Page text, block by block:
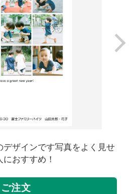
デザインです写真をよく見せ
におすすめ！
ご注文